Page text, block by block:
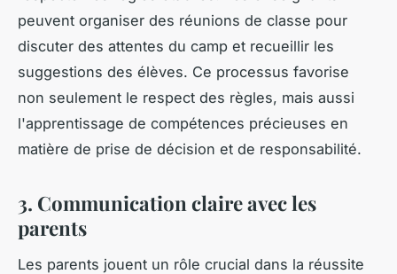
peuvent organiser des réunions de classe pour
discuter des attentes du camp et recueillir les
suggestions des élèves. Ce processus favorise
non seulement le respect des règles, mais aussi
l'apprentissage de compétences précieuses en
matière de prise de décision et de responsabilité.
3. Communication claire avec les
parents
Les parents jouent un rôle crucial dans la réussite